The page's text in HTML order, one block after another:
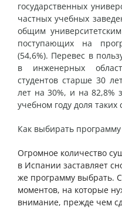
государственных
частных учебных
общим
поступающих на
(54,6%). Перевес в
в инженерных
студентов старше 30
лет на 30%, и на 82,8%
учебном году доля таких
Как выбирать
Огромное количество
в Испании заставляет
же программу выбрать.
моментов, на которые
внимание, прежде чем